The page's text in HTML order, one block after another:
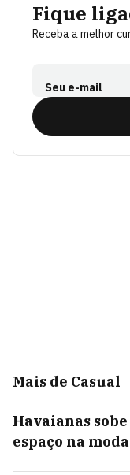
Fique
Receba a melhor
Seu e-mail
Mais de Casual
Havaianas
espaço na moda